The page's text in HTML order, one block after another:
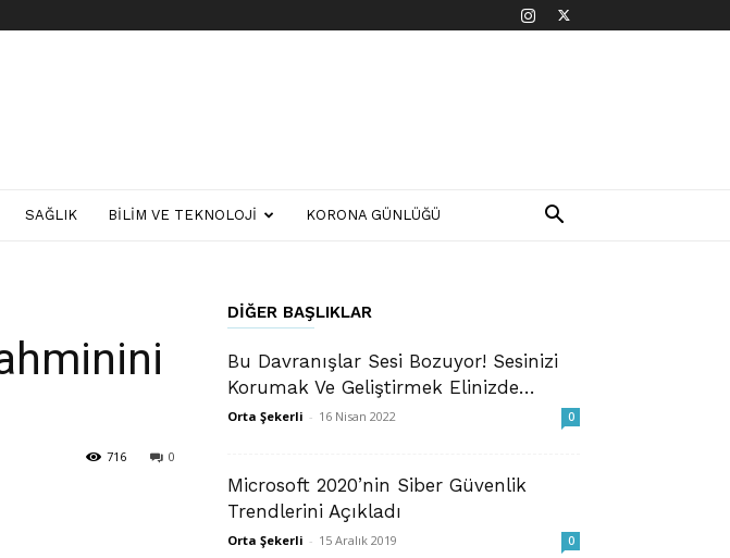
SAĞLIK BILIM VE TEKNOLOJI KORONA GÜNLÜĞÜ
0
716
DIĞER BAŞLIKLAR
Bu Davranışlar Sesi Bozuyor! Sesinizi
Korumak Ve Geliştirmek Elinizde…
Orta Şekerli - 16 Nisan 2022 0
Microsoft 2020’nin Siber Güvenlik
Trendlerini Açıkladı
Orta Şekerli - 15 Aralık 2019 0